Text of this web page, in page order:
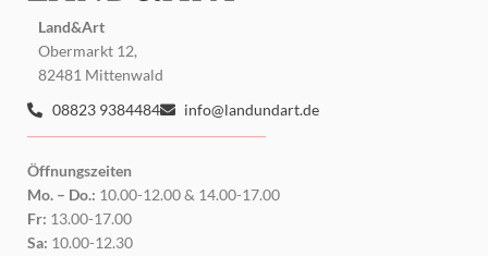
Land&Art
Obermarkt 12,
82481 Mittenwald
08823 9384484
info@landundart.de
Öffnungszeiten
Mo. – Do.: 10.00-12.00 & 14.00-17.00
Fr: 13.00-17.00
Sa: 10.00-12.30